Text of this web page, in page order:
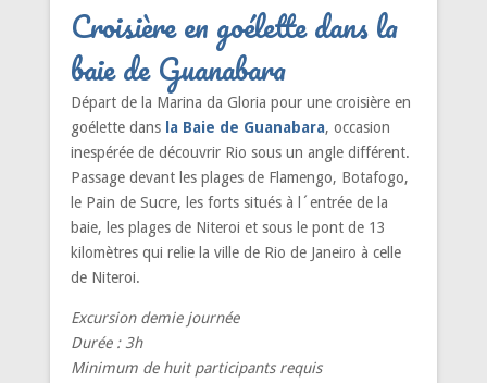
Croisière en goélette dans la
baie de Guanabara
Départ de la Marina da Gloria pour une croisière en
goélette dansla Baie de Guanabara, occasion
inespérée de découvrir Rio sous un angle différent.
Passage devant les plages de Flamengo, Botafogo,
le Pain de Sucre, les forts situés à l´entrée de la
baie, les plages de Niteroi et sous le pont de 13
kilomètres qui relie la ville de Rio de Janeiro à celle
de Niteroi.
Excursion demie journée
Durée : 3h
Minimum de huit participants requis